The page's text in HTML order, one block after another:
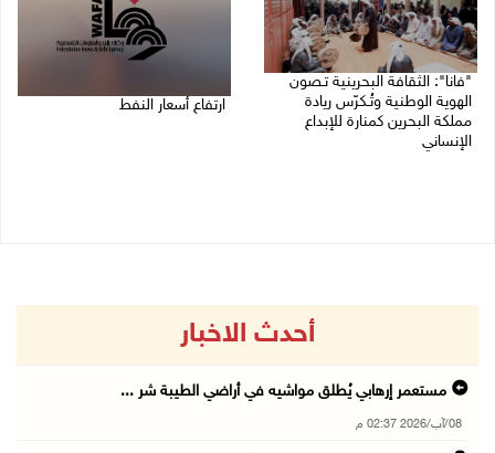
"فانا": الثقافة البحرينية تـصون
الهوية الوطنية وتُـكرّس ريادة
مملكة البحرين كمنارة للإبداع
الإنساني
ارتفاع أسعار النفط
أحدث الاخبار
مستعمر إرهابي يُطلق مواشيه في أراضي الطيبة شر ...
08/آب/2026 02:37 م